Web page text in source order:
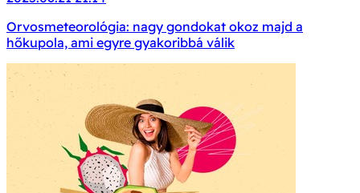
Orvosmeteorológia: nagy gondokat okoz majd a
hőkupola, ami egyre gyakoribbá válik